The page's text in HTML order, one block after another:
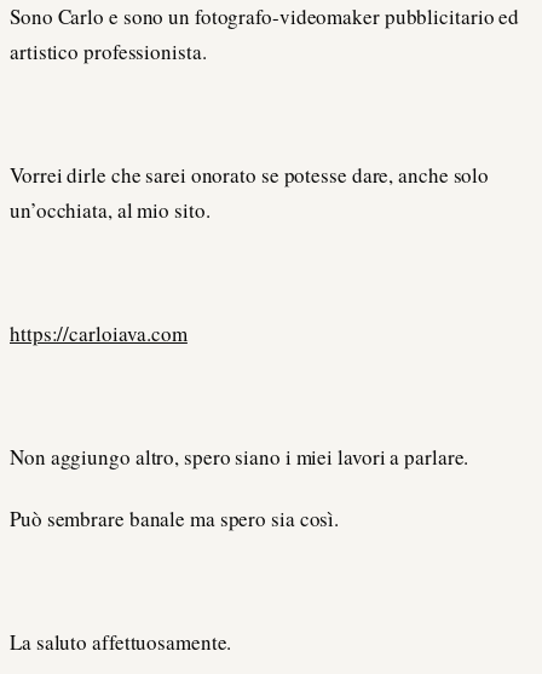
Sono Carlo e sono un fotografo-videomaker pubblicitario ed
artistico professionista.
Vorrei dirle che sarei onorato se potesse dare, anche solo
un’occhiata, al mio sito.
https://carloiava.com
Non aggiungo altro, spero siano i miei lavori a parlare.
Può sembrare banale ma spero sia così.
La saluto affettuosamente.